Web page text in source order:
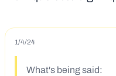
1/4/24
What's being said: